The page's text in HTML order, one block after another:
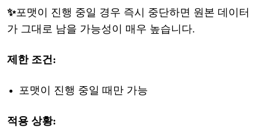
✨포맷이 진행 중일 경우 즉시 중단하면 원본 데이터
가 그대로 남을 가능성이 매우 높습니다.
제한 조건:
포맷이 진행 중일 때만 가능
적용 상황: